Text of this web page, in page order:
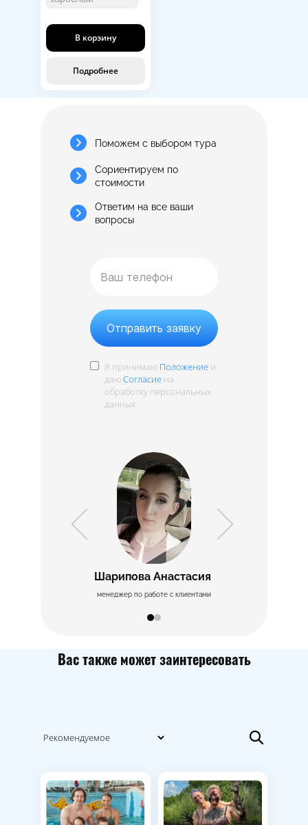
В корзину
Подробнее
Поможем с выбором тура
Сориентируем по
стоимости
Ответим на все ваши
вопросы
Отправить заявку
Я принимаю Положение и
даюСогласие на
обработку персональных
данных.
​Шарипова Анастасия
менеджер по работе с клиентами
Вас также может заинтересовать